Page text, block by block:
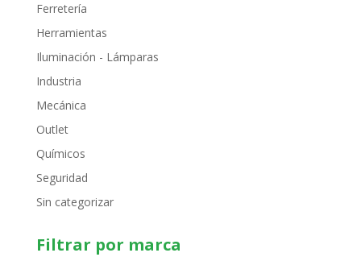
Ferretería
Herramientas
Iluminación - Lámparas
Industria
Mecánica
Outlet
Químicos
Seguridad
Sin categorizar
Filtrar por marca